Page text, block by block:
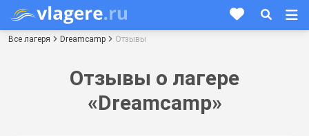
Все лагеря Dreamcamp Отзывы
Отзывы о лагере
«Dreamcamp»